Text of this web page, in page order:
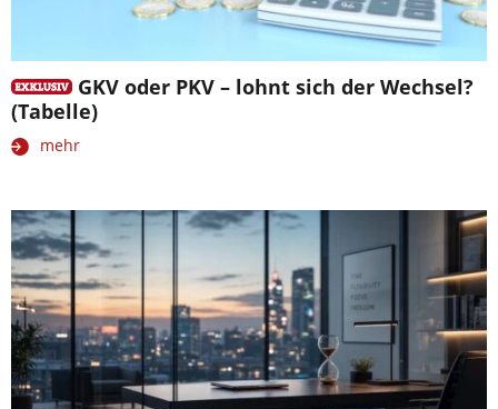
GKV oder PKV – lohnt sich der Wechsel?
(Tabelle)
mehr